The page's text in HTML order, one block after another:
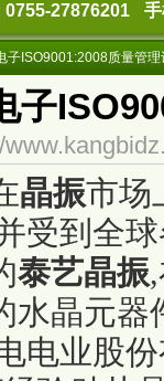
0755-27876201
子ISO9001:2008质量管理
子
晶振市场
受到全
泰艺晶振
水晶元器
电业股